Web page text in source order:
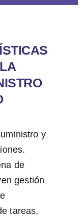
y
de
gestión
tareas,